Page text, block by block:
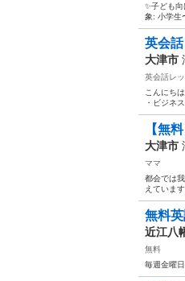
✨子ども
象: 小学生
英会
大津市
英会話レ
こんにち
・ビジネ
【無
大津市
ママ
都会では
えていま
無料英
近江八
無料
毎週金曜